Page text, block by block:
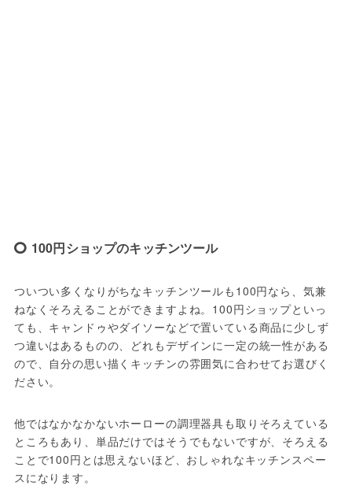
100円ショップのキッチンツール
ついつい多くなりがちなキッチンツールも100円なら、気兼
ねなくそろえることができますよね。100円ショップといっ
ても、キャンドゥやダイソーなどで置いている商品に少しず
つ違いはあるものの、どれもデザインに一定の統一性がある
ので、自分の思い描くキッチンの雰囲気に合わせてお選びく
ださい。
他ではなかなかないホーローの調理器具も取りそろえている
ところもあり、単品だけではそうでもないですが、そろえる
ことで100円とは思えないほど、おしゃれなキッチンスペー
スになります。